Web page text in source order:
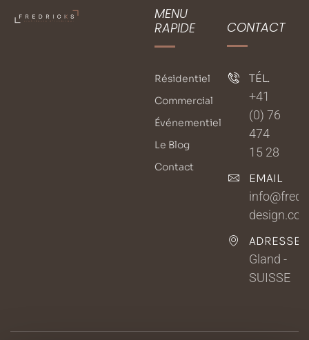
MENU
RAPIDE
Résidentiel
Commercial
Événementiel
Le Blog
Contact
CONTACT
TÉL.
+41
(0) 76
474
15 28
EMAIL
ADRESSE
Gland -
SUISSE